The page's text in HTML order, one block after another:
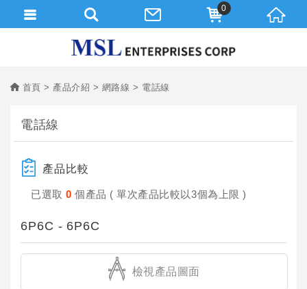
首頁 產品介紹 網路線 電話線
電話線
產品比較
已選取 0個產品 ( 單次產品比較以3個為上限 )
6P6C - 6P6C
檢視產品圖面
0